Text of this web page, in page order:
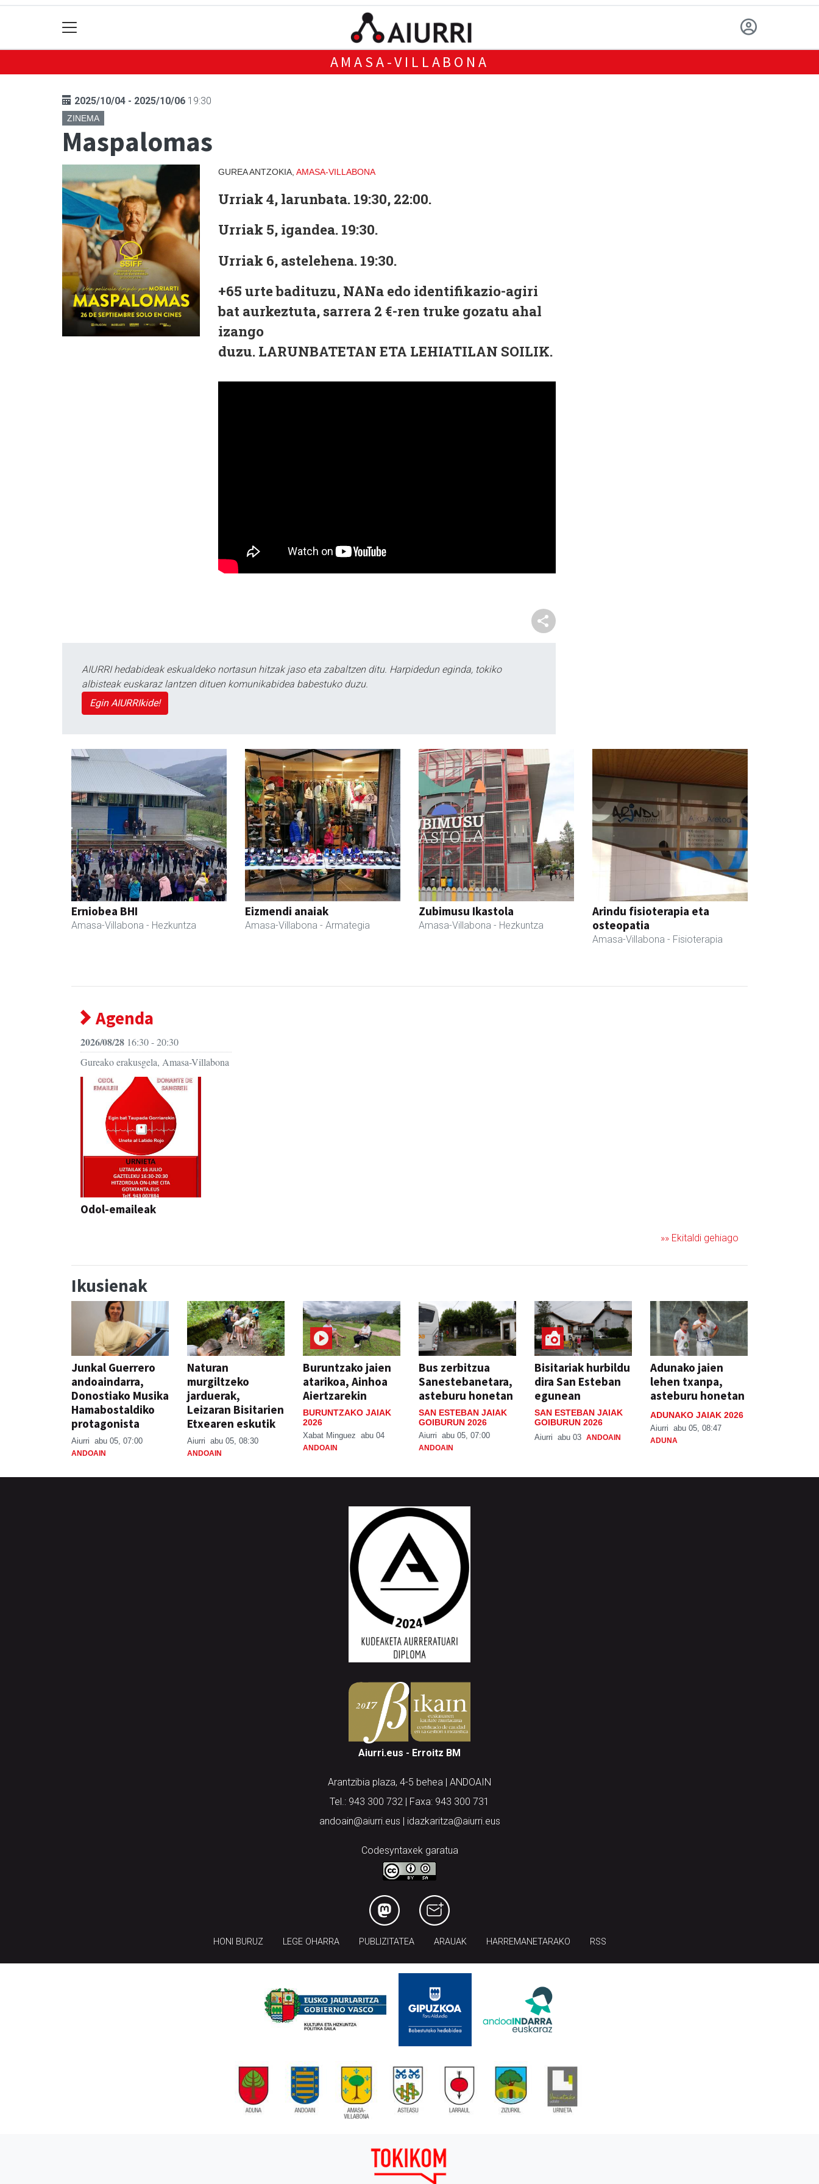
AMASA-VILLABONA
2025/10/04 - 2025/10/06 19:30
ZINEMA
Maspalomas
GUREA ANTZOKIA, AMASA-VILLABONA
Urriak 4, larunbata. 19:30, 22:00.
Urriak 5, igandea. 19:30.
Urriak 6, astelehena. 19:30.
+65 urte badituzu, NANa edo identifikazio-agiri
bat aurkeztuta, sarrera 2 €-ren truke gozatu ahal
izango
duzu. LARUNBATETAN ETA LEHIATILAN SOILIK.
AIURRI hedabideak eskualdeko nortasun hitzak jaso eta zabaltzen ditu. Harpidedun eginda, tokiko
albisteak euskaraz lantzen dituen komunikabidea babestuko duzu.
Egin AIURRIkide!
Erniobea BHI
Amasa-Villabona - Hezkuntza
Eizmendi anaiak
Amasa-Villabona - Armategia
Zubimusu Ikastola
Amasa-Villabona - Hezkuntza
Arindu fisioterapia eta
osteopatia
Amasa-Villabona - Fisioterapia
Agenda
2026/08/28 16:30 - 20:30
Gureako erakusgela, Amasa-Villabona
Odol-emaileak
»» Ekitaldi gehiago
Ikusienak
Junkal Guerrero
andoaindarra,
Donostiako Musika
Hamabostaldiko
protagonista
Aiurri abu 05, 07:00
ANDOAIN
Naturan
murgiltzeko
jarduerak,
Leizaran Bisitarien
Etxearen eskutik
Aiurri abu 05, 08:30
ANDOAIN
Buruntzako jaien
atarikoa, Ainhoa
Aiertzarekin
BURUNTZAKO JAIAK
2026
Xabat Minguez abu 04
ANDOAIN
Bus zerbitzua
Sanestebanetara,
asteburu honetan
SAN ESTEBAN JAIAK
GOIBURUN 2026
Aiurri abu 05, 07:00
ANDOAIN
Bisitariak hurbildu
dira San Esteban
egunean
SAN ESTEBAN JAIAK
GOIBURUN 2026
Aiurri abu 03 ANDOAIN
Adunako jaien
lehen txanpa,
asteburu honetan
ADUNAKO JAIAK 2026
Aiurri abu 05, 08:47
ADUNA
Aiurri.eus - Erroitz BM
Arantzibia plaza, 4-5 behea | ANDOAIN
Tel.: 943 300 732 | Faxa: 943 300 731
andoain@aiurri.eus | idazkaritza@aiurri.eus
Codesyntaxek garatua
HONI BURUZ LEGE OHARRA PUBLIZITATEA ARAUAK HARREMANETARAKO RSS